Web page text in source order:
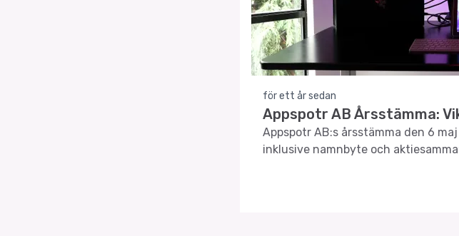
för ett år sedan
Appspotr AB Årsstämma:
Appspotr AB:s årsstämma den 6
inklusive namnbyte och